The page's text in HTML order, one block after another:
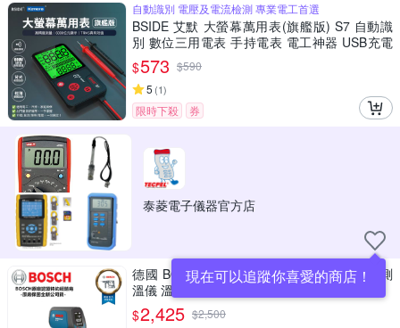
自動識別 電壓及電流檢測 專業電工首選
BSIDE 艾默 大螢幕萬用表(旗艦版) S7 自動識
別 數位三用電表 手持電表 電工神器 USB充電
萬用表 非接觸測電壓 火線辨識 居家水電維修工
具
$573 $590
5 (1)
限時下殺 券
泰菱電子儀器官方店
現在可以追蹤你喜愛的商店！
德國 BOSCH GIS 500 紅外線 雷射 測溫槍 測
溫儀 溫度 油溫 水溫 冷氣
$2,425 $2,500